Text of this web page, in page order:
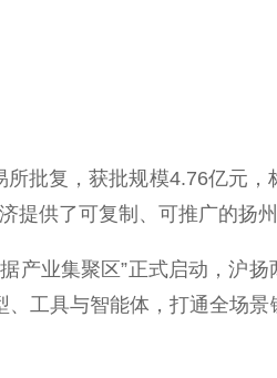
批复，获批规模4.76亿元，
提供了可复制、可推广的扬州
业集聚区”正式启动，沪扬
工具与智能体，打通全场